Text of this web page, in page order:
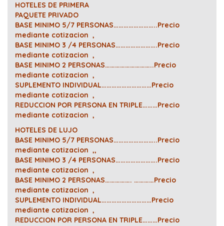
HOTELES DE PRIMERA
PAQUETE PRIVADO
BASE MINIMO 5/7 PERSONAS……………………..Precio
mediante cotizacion ,
BASE MINIMO 3 /4 PERSONAS…………………….Precio
mediante cotizacion ,
BASE MINIMO 2 PERSONAS………………………..Precio
mediante cotizacion ,
SUPLEMENTO INDIVIDUAL…………………………Precio
mediante cotizacion ,
REDUCCION POR PERSONA EN TRIPLE………Precio
mediante cotizacion ,
HOTELES DE LUJO
BASE MINIMO 5/7 PERSONAS……………………..Precio
mediante cotizacion ,,
BASE MINIMO 3 /4 PERSONAS…………………….Precio
mediante cotizacion ,
BASE MINIMO 2 PERSONAS……………. …………Precio
mediante cotizacion ,
SUPLEMENTO INDIVIDUAL…………………………Precio
mediante cotizacion ,
REDUCCION POR PERSONA EN TRIPLE………Precio